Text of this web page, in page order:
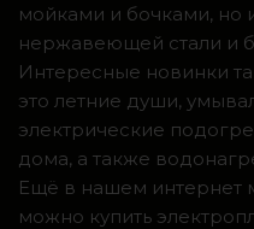
мойками и бочками, но
нержавеющей стали и
Интересные новинки
это летние души,
электрические
дома, а также
Ещё в нашем интернет
можно купить